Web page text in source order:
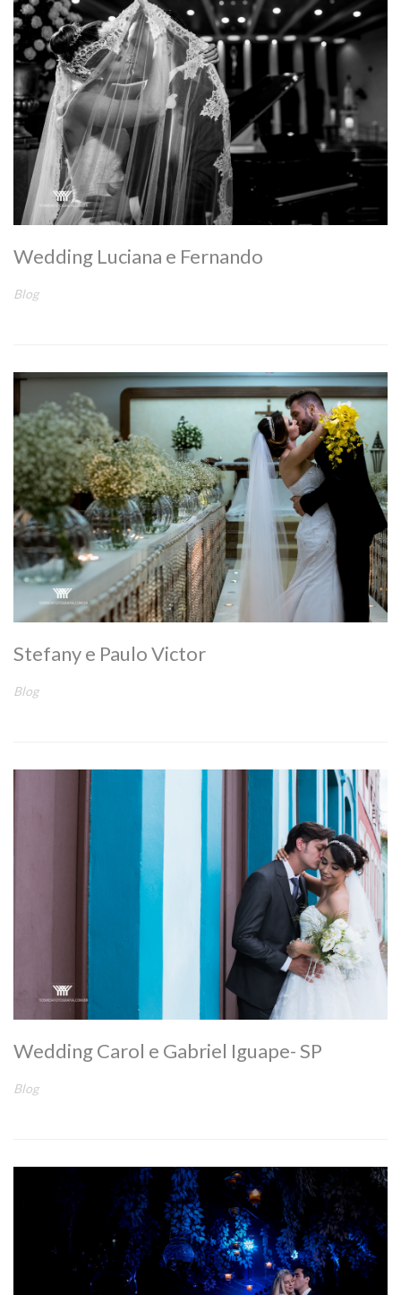
Wedding Luciana e Fernando
Blog
Stefany e Paulo Victor
Blog
Wedding Carol e Gabriel Iguape- SP
Blog